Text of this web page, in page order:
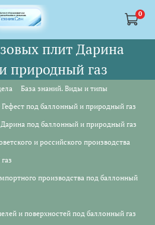
0
плит Дарина
природный газ
База знаний. Виды и типы
под баллонный и природный газ
под баллонный и природный газ
и российского производства
производства под баллонный
и поверхностей под баллонный газ
siteinfo/?site=https://
siteinfo/?site=https://